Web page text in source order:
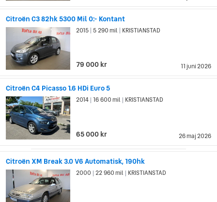
och bilförare som söker efter högsta kvalitet.
Citroën C3 82hk 5300 Mil 0:- Kontant
11 juni 2026
2015 5 290 mil KRISTIANSTAD
79 000 kr
Citroën C4 Picasso 1.6 HDi Euro 5
26 maj 2026
2014 16 600 mil KRISTIANSTAD
65 000 kr
Citroën XM Break 3.0 V6 Automatisk, 190hk
2000 22 960 mil KRISTIANSTAD